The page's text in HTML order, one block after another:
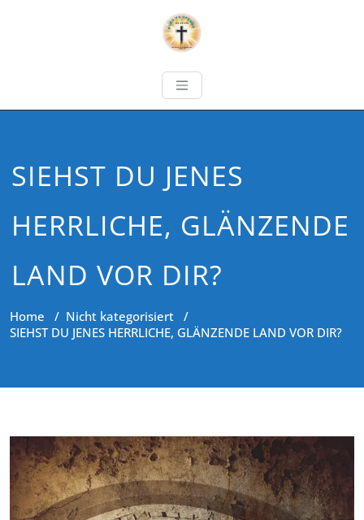
SIEHST DU JENES
HERRLICHE, GLÄNZENDE
LAND VOR DIR?
Home / Nicht kategorisiert /
SIEHST DU JENES HERRLICHE, GLÄNZENDE LAND VOR DIR?